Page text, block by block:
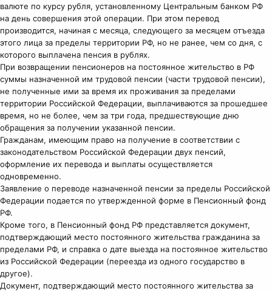
валюте по курсу рубля, установленному Центральным банком РФ
на день совершения этой операции. При этом перевод
производится, начиная с месяца, следующего за месяцем отъезда
этого лица за пределы территории РФ, но не ранее, чем со дня, с
которого выплачена пенсия в рублях.
При возвращении пенсионеров на постоянное жительство в РФ
суммы назначенной им трудовой пенсии (части трудовой пенсии),
не полученные ими за время их проживания за пределами
территории Российской Федерации, выплачиваются за прошедшее
время, но не более, чем за три года, предшествующие дню
обращения за получении указанной пенсии.
Гражданам, имеющим право на получение в соответствии с
законодательством Российской Федерации двух пенсий,
оформление их перевода и выплаты осуществляется
одновременно.
Заявление о переводе назначенной пенсии за пределы Российской
Федерации подается по утвержденной форме в Пенсионный фонд
РФ.
Кроме того, в Пенсионный фонд РФ представляется документ,
подтверждающий место постоянного жительства гражданина за
пределами РФ, и справка о дате выезда на постоянное жительство
из Российской Федерации (переезда из одного государство в
другое).
Документ, подтверждающий место постоянного жительства за